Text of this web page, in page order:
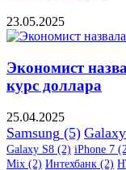
23.05.2025
Экономист
курс доллара
25.04.2025
Samsung (5)
Galaxy S8 (2) iPhone 7
Mix (2) Интехбанк (2)